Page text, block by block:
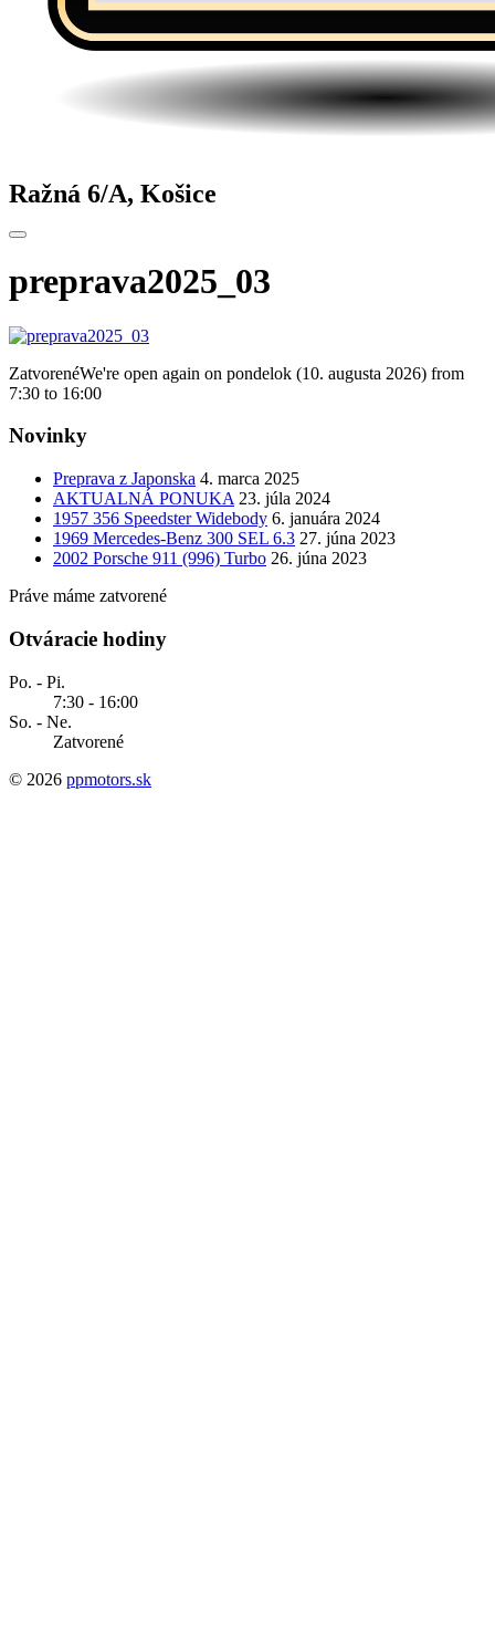
Ražná 6/A, Košice
preprava2025_03
ZatvorenéWe're open again on pondelok (10. augusta 2026) from
7:30 to 16:00
Novinky
Preprava z Japonska 4. marca 2025
AKTUALNÁ PONUKA 23. júla 2024
1957 356 Speedster Widebody 6. januára 2024
1969 Mercedes-Benz 300 SEL 6.3 27. júna 2023
2002 Porsche 911 (996) Turbo 26. júna 2023
Práve máme zatvorené
Otváracie hodiny
Po. - Pi.
7:30 - 16:00
So. - Ne.
Zatvorené
© 2026 ppmotors.sk